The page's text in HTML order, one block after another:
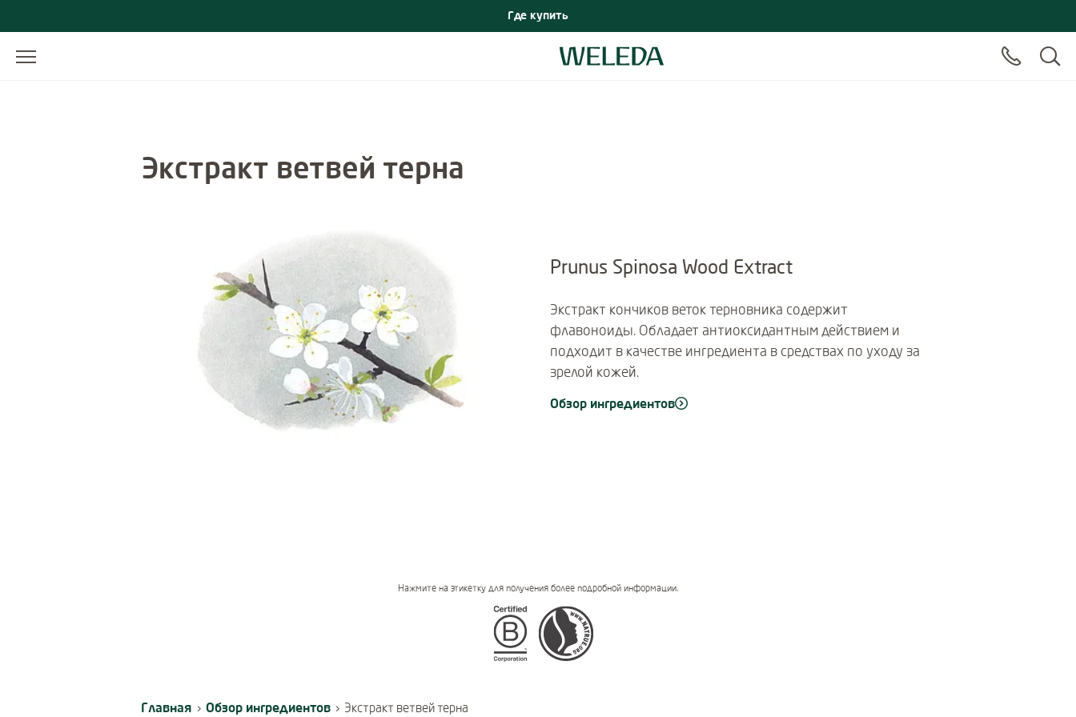
Где купить
Экстракт ветвей терна
Prunus Spinosa Wood Extract
Экстракт кончиков веток терновника содержит
флавоноиды. Обладает антиоксидантным действием и
подходит в качестве ингредиента в средствах по уходу за
зрелой кожей.
Обзор ингредиентов
Certifications
Нажмите на этикетку для получения более подробной информации.
Главная › Обзор ингредиентов › Экстракт ветвей терна